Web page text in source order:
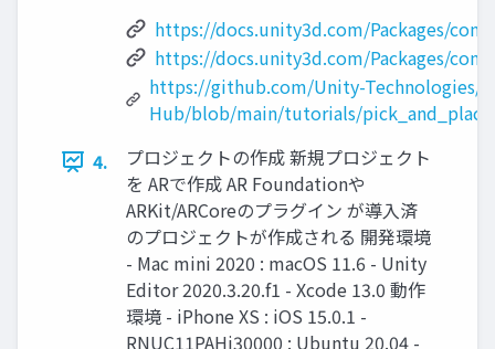
https://docs.unity3d.com/Packages/
https://docs.unity3d.com/Packages/
https://github.com/Unity-Technologies/
Hub/blob/main/tutorials/
4.
プロジェクトの作成 新規プロジェクト
を ARで作成 AR Foundationや
ARKit/ARCoreのプラグイン が導入済
のプロジェクトが作成される 開発環境
- Mac mini 2020 : macOS 11.6 - Unity
Editor 2020.3.20.f1 - Xcode 13.0 動作
環境 - iPhone XS : iOS 15.0.1 -
RNUC11PAHi30000 : Ubuntu 20.04 -